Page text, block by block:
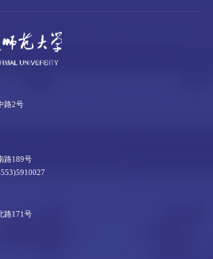
路2号
路189号
路171号